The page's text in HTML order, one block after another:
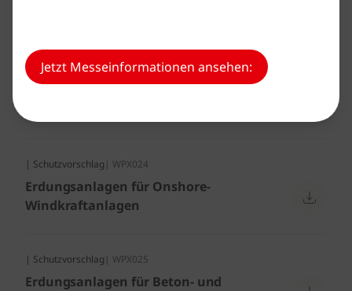
| Schutzvorschlag| WPX023
| Schutzvorschlag | WPX024
Erdungsanlagen für Onshore-
Windkraftanlagen
| Schutzvorschlag | WPX025
Erdungsanlagen für Beton- und
Jetzt Messeinformationen ansehen: